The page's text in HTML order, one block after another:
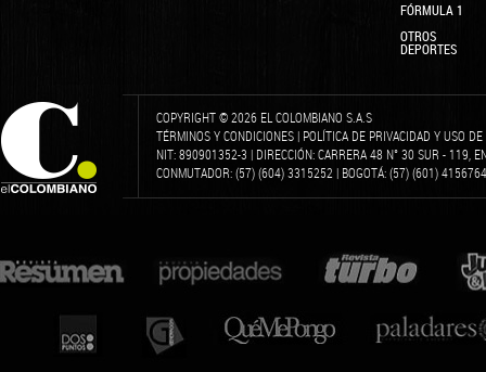
FÓRMULA 1
OTROS
DEPORTES
COPYRIGHT © 2026 EL COLOMBIANO S.A.S
TÉRMINOS Y CONDICIONES | POLÍTICA DE PRIVACIDAD Y USO
NIT: 890901352-3 | DIRECCIÓN: CARRERA 48 N° 30 SUR - 119,
CONMUTADOR: (57) (604) 3315252 | BOGOTÁ: (57) (601)